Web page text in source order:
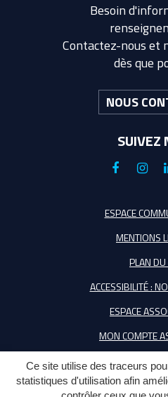
Ce site utilise des traceurs
statistiques d'utilisation afin
Besoin
Contactez-nous et
dès que
NOUS
SUIVEZ
Lien
le
Facebook
Lien
le
ESPACE
MENTIONS
PLAN DU
ACCESSIBILITÉ :
ESPACE
MON COMPTE